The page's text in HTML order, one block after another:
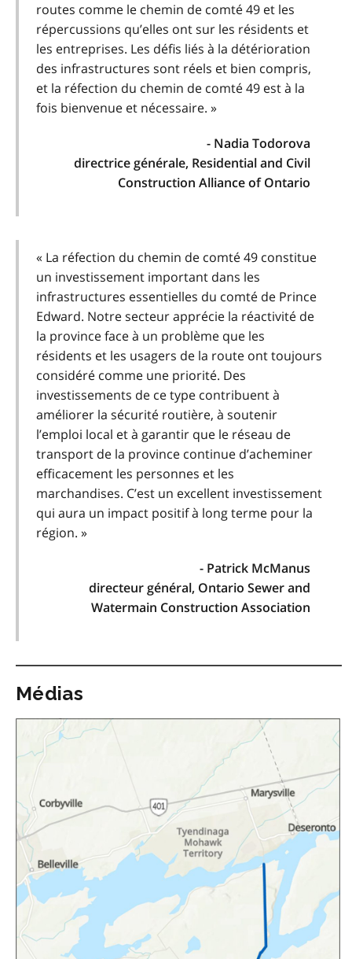
routes comme le chemin de comté 49 et les
répercussions qu’elles ont sur les résidents et
les entreprises. Les défis liés à la détérioration
des infrastructures sont réels et bien compris,
et la réfection du chemin de comté 49 est à la
fois bienvenue et nécessaire. »
- Nadia Todorova
directrice générale, Residential and Civil
Construction Alliance of Ontario
« La réfection du chemin de comté 49 constitue
un investissement important dans les
infrastructures essentielles du comté de Prince
Edward. Notre secteur apprécie la réactivité de
la province face à un problème que les
résidents et les usagers de la route ont toujours
considéré comme une priorité. Des
investissements de ce type contribuent à
améliorer la sécurité routière, à soutenir
l’emploi local et à garantir que le réseau de
transport de la province continue d’acheminer
efficacement les personnes et les
marchandises. C’est un excellent investissement
qui aura un impact positif à long terme pour la
région. »
- Patrick McManus
directeur général, Ontario Sewer and
Watermain Construction Association
Médias